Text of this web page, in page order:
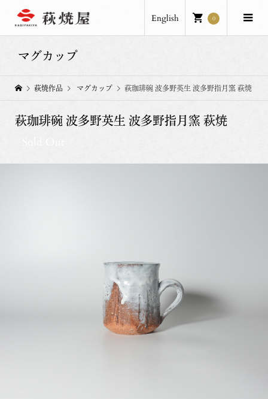
English 0
マグカップ
萩焼作品 マグカップ 萩珈琲碗 波多野英生 波多野指月窯 萩焼
萩珈琲碗 波多野英生 波多野指月窯 萩焼